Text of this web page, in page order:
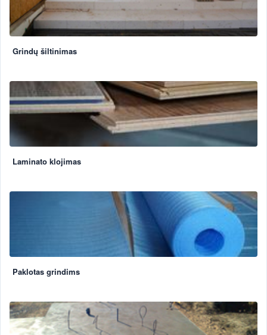
Grindų šiltinimas
Laminato klojimas
Paklotas grindims